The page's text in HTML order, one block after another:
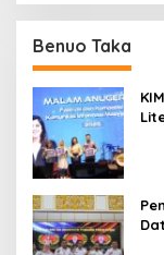
Benuo Taka